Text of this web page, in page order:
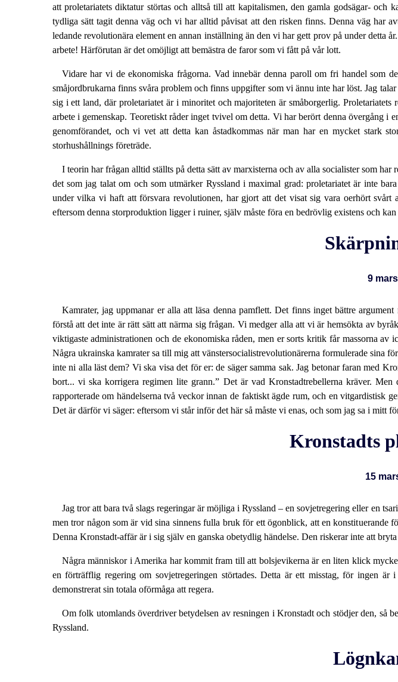
att proletariatets diktatur störtas och alltså till att kapitalismen, den gamla godsägar-
tydliga sätt tagit denna väg och vi har alltid påvisat att den risken finns. Denna väg har
ledande revolutionära element en annan inställning än den vi har gett prov på under detta
arbete! Härförutan är det omöjligt att bemästra de faror som vi fått på vår lott.
Vidare har vi de ekonomiska frågorna. Vad innebär denna paroll om fri handel som
småjordbrukarna finns svåra problem och finns uppgifter som vi ännu inte har löst. Jag
sig i ett land, där proletariatet är i minoritet och majoriteten är småborgerlig.
arbete i gemenskap. Teoretiskt råder inget tvivel om detta. Vi har berört denna övergång i
genomförandet, och vi vet att detta kan åstadkommas när man har en mycket stark
storhushållnings företräde.
I teorin har frågan alltid ställts på detta sätt av marxisterna och av alla socialister som
det som jag talat om och som utmärker Ryssland i maximal grad: proletariatet är inte
under vilka vi haft att försvara revolutionen, har gjort att det visat sig vara oerhört
eftersom denna storproduktion ligger i ruiner, själv måste föra en bedrövlig existens och
9
Kamrater, jag uppmanar er alla att läsa denna pamflett. Det finns inget bättre
förstå att det inte är rätt sätt att närma sig frågan. Vi medger alla att vi är hemsökta av
viktigaste administrationen och de ekonomiska råden, men er sorts kritik får massorna av
Några ukrainska kamrater sa till mig att vänstersocialistrevolutionärerna formulerade sina
inte ni alla läst dem? Vi ska visa det för er: de säger samma sak. Jag betonar faran med
bort... vi ska korrigera regimen lite grann.” Det är vad Kronstadtrebellerna kräver.
rapporterade om händelserna två veckor innan de faktiskt ägde rum, och en vitgardistisk
Det är därför vi säger: eftersom vi står inför det här så måste vi enas, och som jag sa i mitt
Kronstadts
15
Jag tror att bara två slags regeringar är möjliga i Ryssland – en sovjetregering eller en
men tror någon som är vid sina sinnens fulla bruk för ett ögonblick, att en konstituerande
Denna Kronstadt-affär är i sig själv en ganska obetydlig händelse. Den riskerar inte att
Några människor i Amerika har kommit fram till att bolsjevikerna är en liten klick
en förträfflig regering om sovjetregeringen störtades. Detta är ett misstag, för ingen
demonstrerat sin totala oförmåga att regera.
Om folk utomlands överdriver betydelsen av resningen i Kronstadt och stödjer den, så
Ryssland.